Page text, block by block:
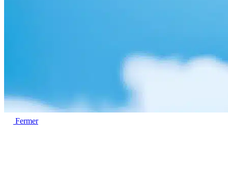
Fermer